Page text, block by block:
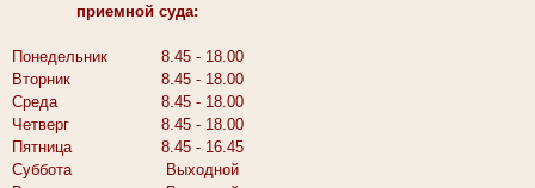
приемной суда:
Понедельник
8.45 - 18.00
Вторник
8.45 - 18.00
Среда
8.45 - 18.00
Четверг
8.45 - 18.00
Пятница
8.45 - 16.45
Суббота
Выходной